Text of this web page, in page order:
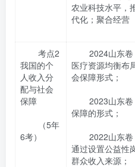
农业科技水平，
代化；聚合经营
考点2
我国的个
人收入分
配与社会
保障
（5年
6考）
2024山东
医疗资源均衡布
会保障形式；
2023山东
保障的形式；
2022山东
通过设置公益性
群众收入来源；